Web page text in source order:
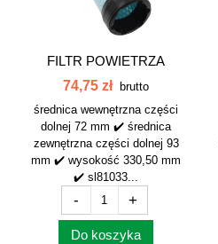
FILTR POWIETRZA
WEWNĘTRZNY...
74,75 zł
brutto
średnica wewnętrzna części
dolnej 72 mm ✔️ średnica
zewnętrzna części dolnej 93
mm ✔️ wysokość 330,50 mm
✔️ sl81033...
- +
Do koszyka